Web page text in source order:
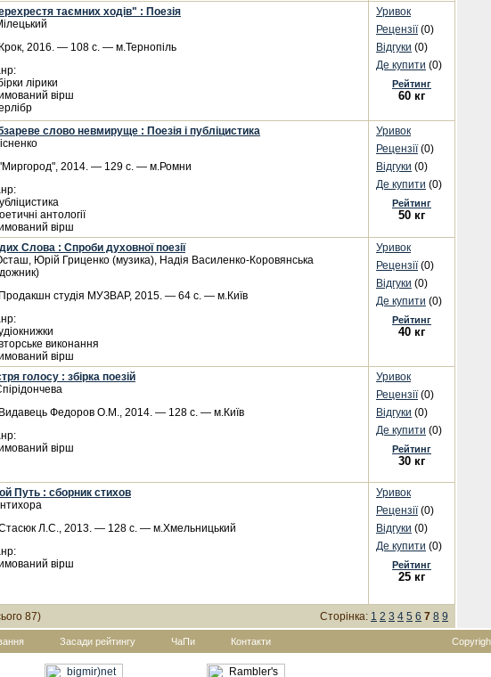
таємних ходів" : Поезія
2016. — 108 с. — м.Тернопіль
лірики
вірш
Уривок
Рецензії(0)
Відгуки (0)
Де купити (0)
Рейтинг
60 кг
слово невмируще : Поезія і публіцистика
2014. — 129 с. — м.Ромни
антології
вірш
Уривок
Рецензії(0)
Відгуки (0)
Де купити (0)
Рейтинг
50 кг
Слова : Спроби духовної поезії
Юрій Гриценко (музика), Надія Василенко-Коровянська
студія МУЗВАР, 2015. — 64 с. — м.Київ
виконання
вірш
Уривок
Рецензії(0)
Відгуки (0)
Де купити (0)
Рейтинг
40 кг
голосу : збірка поезій
Федоров О.М., 2014. — 128 с. — м.Київ
вірш
Уривок
Рецензії(0)
Відгуки (0)
Де купити (0)
Рейтинг
30 кг
Путь : сборник стихов
Л.С., 2013. — 128 с. — м.Хмельницький
вірш
Уривок
Рецензії(0)
Відгуки (0)
Де купити (0)
Рейтинг
25 кг
87) Сторінка: 1 2 3 4 5 6 7 8 9
Засади рейтингу ЧаПи Контакти